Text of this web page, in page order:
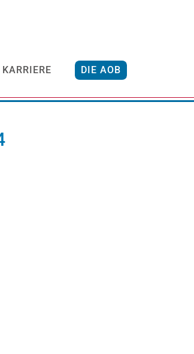
KARRIERE DIE AOB